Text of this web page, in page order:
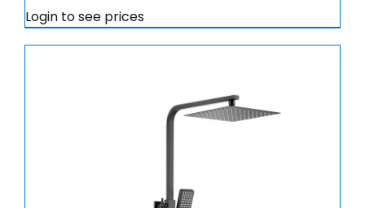
Login to see prices